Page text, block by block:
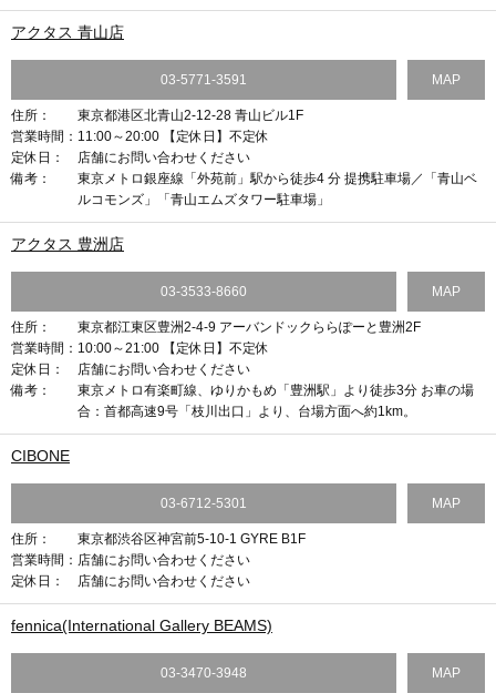
アクタス 青山店
03-5771-3591 MAP
住所：
東京都港区北青山2-12-28 青山ビル1F
営業時間： 11:00～20:00 【定休日】不定休
定休日：
店舗にお問い合わせください
備考：
東京メトロ銀座線「外苑前」駅から徒歩4 分 提携駐車場／「青山ベ
ルコモンズ」「青山エムズタワー駐車場」
アクタス 豊洲店
03-3533-8660 MAP
住所：
東京都江東区豊洲2-4-9 アーバンドックららぽーと豊洲2F
営業時間： 10:00～21:00 【定休日】不定休
定休日：
店舗にお問い合わせください
備考：
東京メトロ有楽町線、ゆりかもめ「豊洲駅」より徒歩3分 お車の場
合：首都高速9号「枝川出口」より、台場方面へ約1km。
CIBONE
03-6712-5301 MAP
住所：
東京都渋谷区神宮前5-10-1 GYRE B1F
営業時間： 店舗にお問い合わせください
定休日：
店舗にお問い合わせください
fennica(International Gallery BEAMS)
03-3470-3948 MAP